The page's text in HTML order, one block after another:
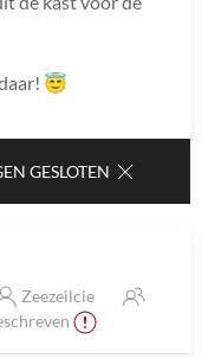
😇
GESLOTEN
Zeezeilcie